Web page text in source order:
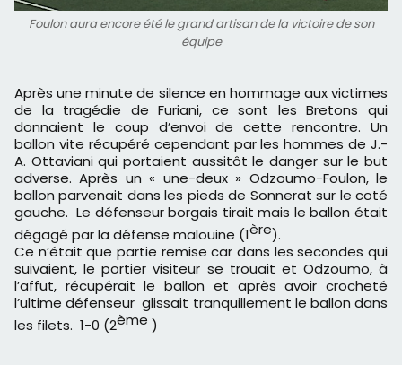
Foulon aura encore été le grand artisan de la victoire de son
équipe
Après une minute de silence en hommage aux victimes
de la tragédie de Furiani, ce sont les Bretons qui
donnaient le coup d’envoi de cette rencontre. Un
ballon vite récupéré cependant par les hommes de J.-
A. Ottaviani qui portaient aussitôt le danger sur le but
adverse. Après un « une-deux » Odzoumo-Foulon, le
ballon parvenait dans les pieds de Sonnerat sur le coté
gauche. Le défenseur borgais tirait mais le ballon était
dégagé par la défense malouine (1ère).
Ce n’était que partie remise car dans les secondes qui
suivaient, le portier visiteur se trouait et Odzoumo, à
l’affut, récupérait le ballon et après avoir crocheté
l’ultime défenseur glissait tranquillement le ballon dans
les filets. 1-0 (2ème )